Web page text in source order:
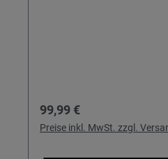
Regulärer Preis:
99,99 €
Preise inkl. MwSt. zzgl.